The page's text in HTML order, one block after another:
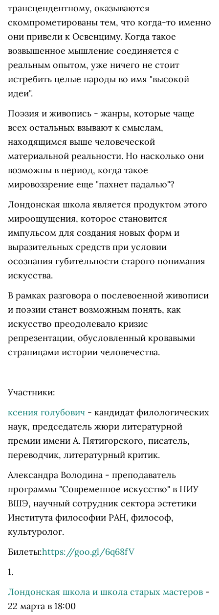
трансцендентному, оказываются
скомпрометированы тем, что когда-то именно
они привели к Освенциму. Когда такое
возвышенное мышление соединяется с
реальным опытом, уже ничего не стоит
истребить целые народы во имя "высокой
идеи".
Поэзия и живопись - жанры, которые чаще
всех остальных взывают к смыслам,
находящимся выше человеческой
материальной реальности. Но насколько они
возможны в период, когда такое
мировоззрение еще "пахнет падалью"?
Лондонская школа является продуктом этого
мироощущения, которое становится
импульсом для создания новых форм и
выразительных средств при условии
осознания губительности старого понимания
искусства.
В рамках разговора о послевоенной живописи
и поэзии станет возможным понять, как
искусство преодолевало кризис
репрезентации, обусловленный кровавыми
страницами истории человечества.
Участники:
ксения голубович - кандидат филологических
наук, председатель жюри литературной
премии имени А. Пятигорского, писатель,
переводчик, литературный критик.
Александра Володина - преподаватель
программы "Современное искусство" в НИУ
ВШЭ, научный сотрудник сектора эстетики
Института философии РАН, философ,
культуролог.
Билеты:https://goo.gl/6q68fV
1.
Лондонская школа и школа старых мастеров -
22 марта в 18:00